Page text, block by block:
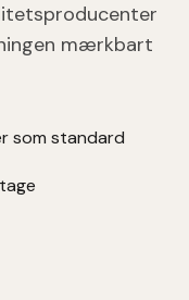
mærkbart
som standard